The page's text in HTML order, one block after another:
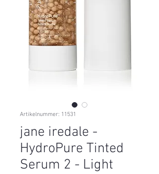
Artikelnummer: 11531
jane iredale -
HydroPure Tinted
Serum 2 - Light